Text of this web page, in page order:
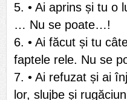
5. • Ai aprins și tu o
… Nu se poate…!
6. • Ai făcut și tu
faptele rele. Nu se
7. • Ai refuzat și ai
lor, slujbe și